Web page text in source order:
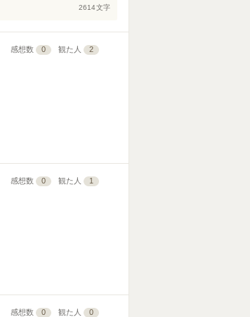
2614文字
感想数 0 観た人 2
感想数 0 観た人 1
感想数 0 観た人 0